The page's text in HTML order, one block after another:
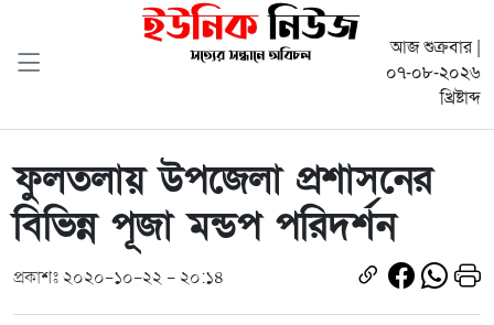
আজ শুক্রবার |
০৭-০৮-২০২৬
খ্রিষ্টাব্দ
ফুলতলায় উপজেলা প্রশাসনের
বিভিন্ন পূজা মন্ডপ পরিদর্শন
প্রকাশঃ ২০২০-১০-২২ - ২০:১৪